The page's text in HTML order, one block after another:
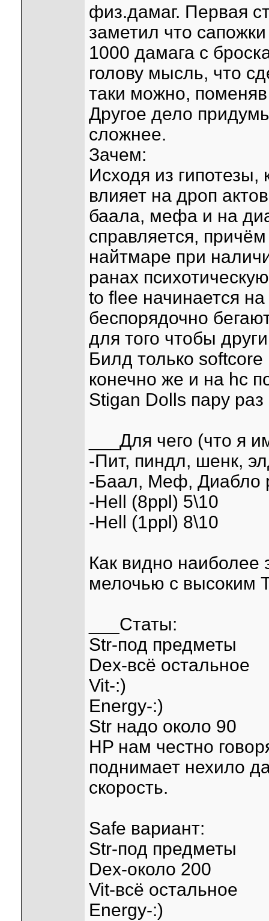
физ.дамаг. Первая
заметил что
1000 дамага с
голову мысль, что
таки можно,
Другое дело
сложнее.
Зачем:
Исходя из
влияет на дроп
баала, мефа и на
справляется,
найтмаре при
ранах
to flee начинается
беспорядочно
для того чтобы
Билд только
конечно же и на hc
Stigan Dolls пару
___Для чего (что я
-Пит, пиндл, шенк,
-Баал, Меф, Диабло
-Hell (8ppl) 5\10
-Hell (1ppl) 8\10
Как видно наиболее
мелочью с высоким
___Статы:
Str-под предметы
Dex-всё остальное
Vit-:)
Energy-:)
Str надо около 90
HP нам честно
поднимает нехило
скорость.
Safe вариант:
Str-под предметы
Dex-около 200
Vit-всё остальное
Energy-:)